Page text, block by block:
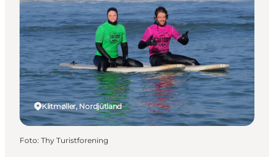
Inspiration
Events
Unterkunft
Mach deine Urlaubsplanung
Klitmøller, Nordjütland
Foto: Thy Turistforening